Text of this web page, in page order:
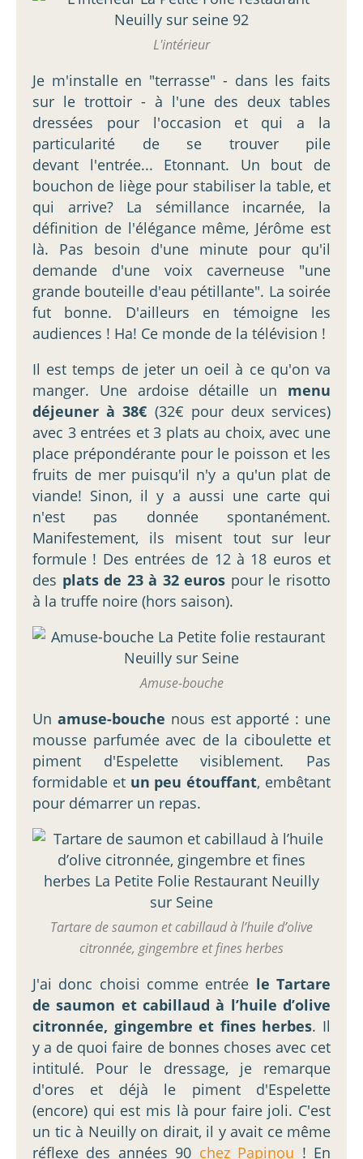
L'intérieur
Je m'installe en "terrasse" - dans les faits
sur le trottoir - à l'une des deux tables
dressées pour l'occasion et qui a la
particularité de se trouver pile
devant l'entrée... Etonnant. Un bout de
bouchon de liège pour stabiliser la table, et
qui arrive? La sémillance incarnée, la
définition de l'élégance même, Jérôme est
là. Pas besoin d'une minute pour qu'il
demande d'une voix caverneuse "une
grande bouteille d'eau pétillante". La soirée
fut bonne. D'ailleurs en témoigne les
audiences ! Ha! Ce monde de la télévision !
Il est temps de jeter un oeil à ce qu'on va
manger. Une ardoise détaille un menu
déjeuner à 38€ (32€ pour deux services)
avec 3 entrées et 3 plats au choix, avec une
place prépondérante pour le poisson et les
fruits de mer puisqu'il n'y a qu'un plat de
viande! Sinon, il y a aussi une carte qui
n'est pas donnée spontanément.
Manifestement, ils misent tout sur leur
formule ! Des entrées de 12 à 18 euros et
des plats de 23 à 32 euros pour le risotto
à la truffe noire (hors saison).
Amuse-bouche
Un amuse-bouche nous est apporté : une
mousse parfumée avec de la ciboulette et
piment d'Espelette visiblement. Pas
formidable et un peu étouffant, embêtant
pour démarrer un repas.
Tartare de saumon et cabillaud à l’huile d’olive
citronnée, gingembre et fines herbes
J'ai donc choisi comme entrée le Tartare
de saumon et cabillaud à l’huile d’olive
citronnée, gingembre et fines herbes. Il
y a de quoi faire de bonnes choses avec cet
intitulé. Pour le dressage, je remarque
d'ores et déjà le piment d'Espelette
(encore) qui est mis là pour faire joli. C'est
un tic à Neuilly on dirait, il y avait ce même
réflexe des années 90 chez Papinou ! En